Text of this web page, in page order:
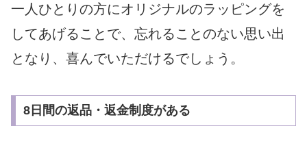
一人ひとりの方にオリジナルのラッピングを
してあげることで、 忘れることのない思い出
となり、喜んでいただけるでしょう。
8日間の返品・返金制度がある